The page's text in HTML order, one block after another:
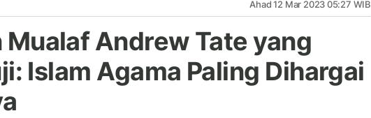
Ahad 12 Mar 2023 05:27 WIB
Mualaf Andrew Tate yang
Islam Agama Paling Dihargai